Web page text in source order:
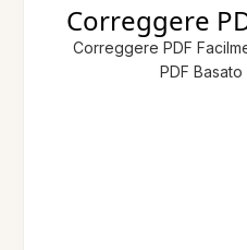
Correggere
Correggere PDF
PDF